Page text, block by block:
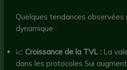
Quelques tendances
dynamique :
📈 Croissance de la TVL : La
dans les protocoles Sui